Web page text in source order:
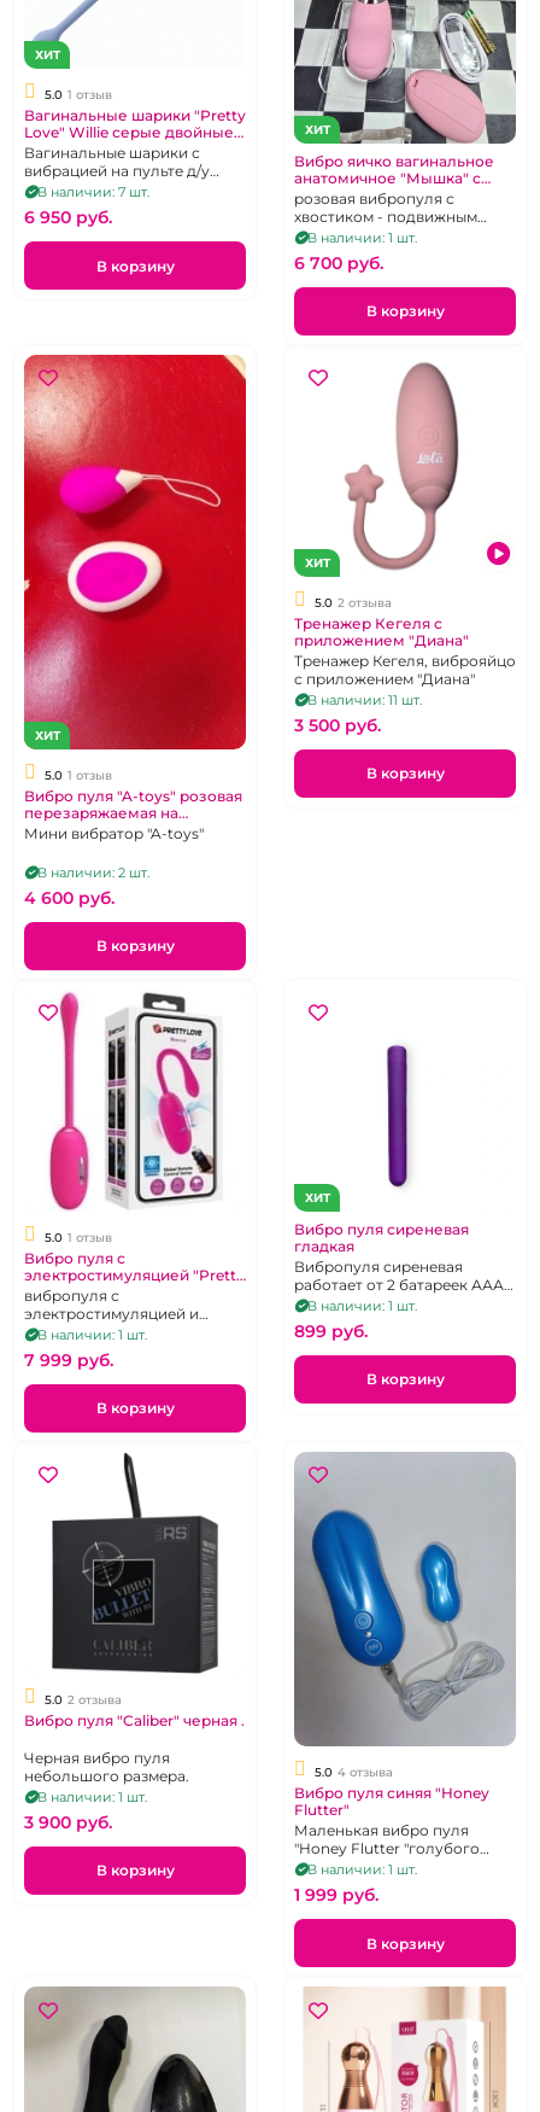
ХИТ
5.0 1 отзыв
Вагинальные шарики "Pretty
Love" Willie серые двойные
на пульте
Вагинальные шарики с
вибрацией на пульте д/у
перезаряжаемые.
В наличии: 7 шт.
6 950 pуб.
В корзину
ХИТ
Вибро яичко вагинальное
анатомичное "Мышка" с
клиторальным подвижным
хвостиком
розовая вибропуля с
хвостиком - подвижным
коленом на д.у пульте
В наличии: 1 шт.
6 700 pуб.
В корзину
ХИТ
5.0 1 отзыв
Вибро пуля "A-toys" розовая
перезаряжаемая на
дистанционном управлении
Мини вибратор "A-toys"
В наличии: 2 шт.
4 600 pуб.
В корзину
ХИТ
5.0 2 отзыва
Тренажер Кегеля с
приложением "Диана"
Тренажер Кегеля, виброяйцо
с приложением "Диана"
В наличии: 11 шт.
3 500 pуб.
В корзину
5.0 1 отзыв
Вибро пуля с
электростимуляцией "Pretty
Love" Doreen розовая
вибропуля с
электростимуляцией и
управлением через
приложение
В наличии: 1 шт.
7 999 pуб.
В корзину
ХИТ
Вибро пуля сиреневая
гладкая
Вибропуля сиреневая
работает от 2 батареек ААА
10 режимов
В наличии: 1 шт.
899 pуб.
В корзину
5.0 2 отзыва
Вибро пуля "Caliber" черная .
Черная вибро пуля
небольшого размера.
В наличии: 1 шт.
3 900 pуб.
В корзину
5.0 4 отзыва
Вибро пуля синяя "Honey
Flutter"
Маленькая вибро пуля
"Honey Flutter "голубого
цвета
В наличии: 1 шт.
1 999 pуб.
В корзину